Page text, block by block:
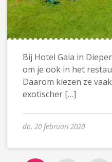
Bij Hotel Gaia in
om je ook in het
Daarom kiezen ze
exotischer […]
do. 20 februari 2020